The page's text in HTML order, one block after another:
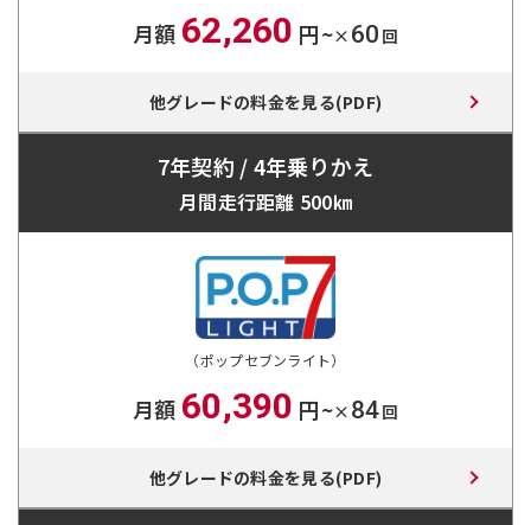
月額 62,260 円~× 60 回
他グレードの料金を見る(PDF)
7年契約 / 4年乗りかえ
月間走行距離 500㎞
（ポップセブンライト）
月額 60,390 円~× 84回
他グレードの料金を見る(PDF)